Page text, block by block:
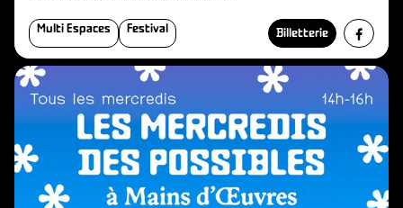
Multi Espaces Festival Billetterie